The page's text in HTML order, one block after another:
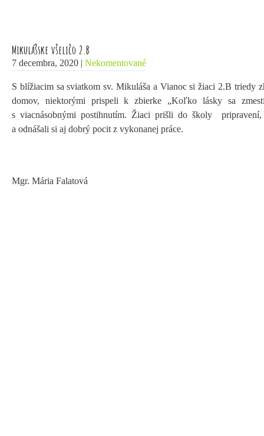
Mikulášske všeličo 2.B
7 decembra, 2020 | Nekomentované
S blížiacim sa sviatkom sv. Mikuláša a Vianoc si žiaci 2.B
domov, niektorými prispeli k zbierke „Koľko lásky sa
s viacnásobnými postihnutím. Žiaci prišli do školy
a odnášali si aj dobrý pocit z vykonanej práce.
Mgr. Mária Falatová